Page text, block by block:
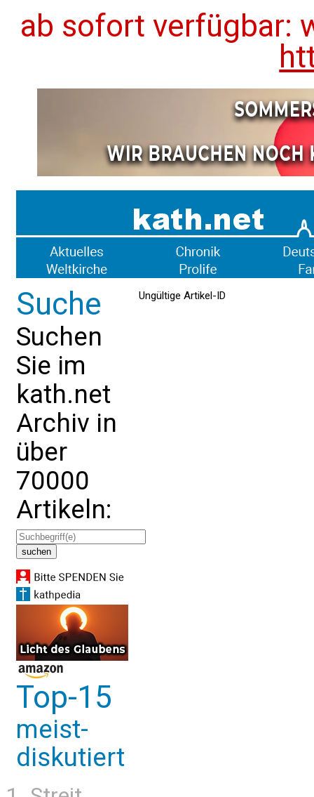
ab sofort verfügbar:
Suche
Suchen
Sie im
kath.net
Archiv in
über
70000
Artikeln:
Top-15
meist-
diskutiert
Ungültige Artikel-ID